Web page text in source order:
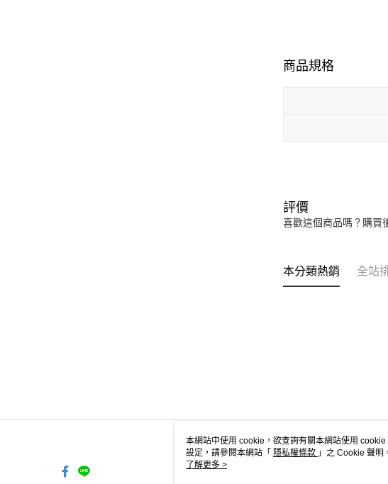
商品規格
評價
喜歡這個商品嗎？購買
本分類熱銷 全站
關於我們
本網站中使用 cookie，欲查詢有關本網站使用
設定，請參閱本網站「 隱私權條款 」之 Cookie 聲明
使用 cookie。
了解更多 >